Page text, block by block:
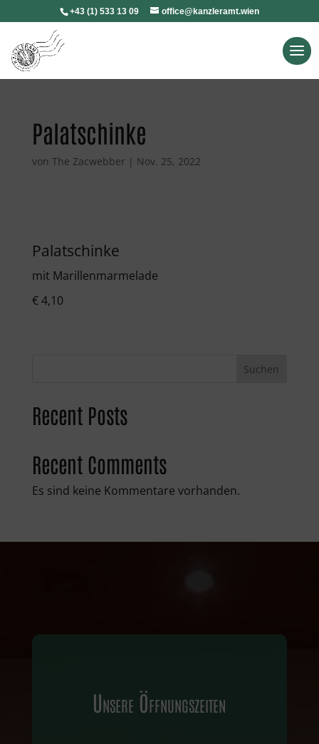
+43 (1) 533 13 09 office@kanzleramt.wien
Palatschinke
von The Zacwebber | Nov. 25, 2022
Palatschinke
€ 4,10
mit Marillenmarmelade
Suchen
Recent Posts
Recent Comments
Es sind keine Kommentare vorhanden.
Unsere Öffnungszeiten